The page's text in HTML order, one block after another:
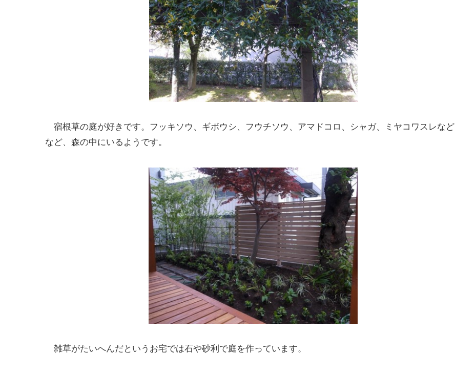
宿根草の庭が好きです。フッキソウ、ギボウシ、フウチソウ、アマドコロ、シャガ、ミヤコワスレなど
など、森の中にいるようです。
雑草がたいへんだというお宅では石や砂利で庭を作っています。